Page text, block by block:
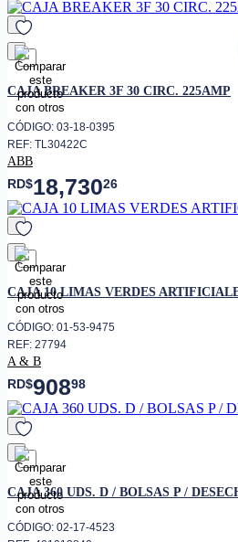
favorito
CAJA BREAKER 3F 30 CIRC. 225AMP
CÓDIGO: 03-18-0395
REF: TL30422C
ABB
RD$18,73026
favorito
CAJA 10 LIMAS VERDES
CÓDIGO: 01-53-9475
REF: 27794
A & B
RD$90898
favorito
CAJA 360 UDS. D / BOLSAS P /
CÓDIGO: 02-17-4523